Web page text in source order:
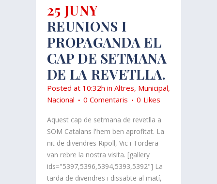
25 JUNY
REUNIONS I
PROPAGANDA EL
CAP DE SETMANA
DE LA REVETLLA.
Posted at 10:32h in Altres, Municipal,
Nacional
0 Comentaris 0 Likes
Aquest cap de setmana de revetlla a
SOM Catalans l'hem ben aprofitat. La
nit de divendres Ripoll, Vic i Tordera
van rebre la nostra visita. [gallery
ids="5397,5396,5394,5393,5392"] La
tarda de divendres i dissabte al matí,